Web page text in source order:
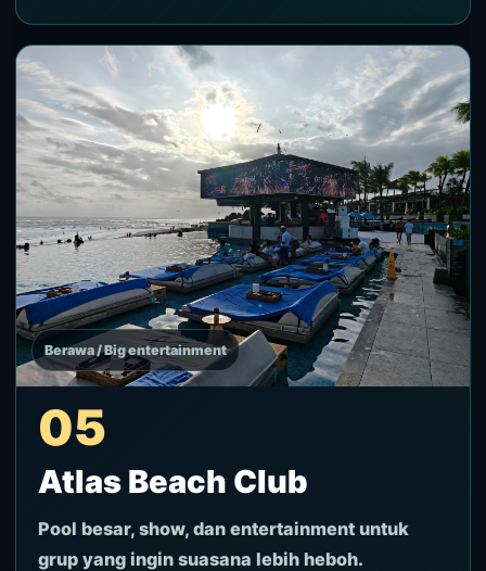
Berawa / Big entertainment
05
Atlas Beach Club
Pool besar, show, dan entertainment untuk
grup yang ingin suasana lebih heboh.